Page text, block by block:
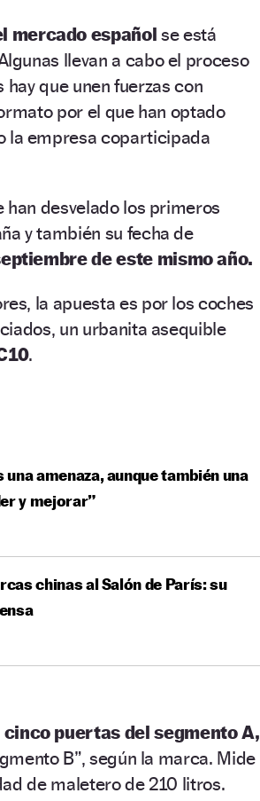
mercado españolse está
llevan a cabo el proceso
que unen fuerzas con
por el que han optado
la empresa coparticipada
han desvelado los primeros
y también su fecha de
de este mismo año.
la apuesta es por los coches
un urbanita asequible
.
amenaza, aunque también una
y mejorar”
chinas al Salón de París: su
puertas del segmento A,
B”, según la marca. Mide
de maletero de 210 litros.